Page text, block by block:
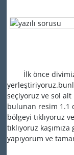
İlk önce divimizi
seçiyoruz ve sol alt
bulunan resim 1.1
bölgeyi tıklıyoruz
tıklıyoruz
yapıyorum ve